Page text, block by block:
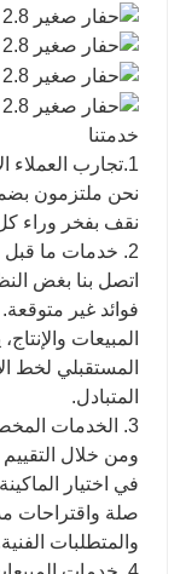
خدمتنا
1.تجارب العملاء الإيجابية
نحن ملتزمون
نقف بفخر وراء
2. خدمات ما قبل البيع
اتصل بنا بغض
فوائد غير
المبيعات
المستقبلي لخط
المتبادل.
3. الخدمات المخصصة
ومن خلال التقييم
في اختيار
صلة واقتراحات
والمتطلبات